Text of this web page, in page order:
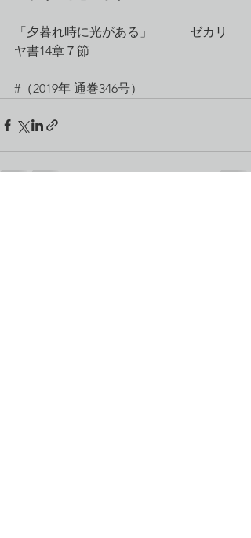
「夕暮れ時に光がある」　　　ゼカリ
ヤ書14章７節
#（2019年 通巻346号）